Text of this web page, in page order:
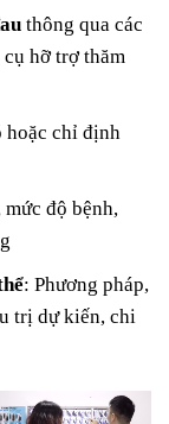
thông qua các
hỡ trợ thăm
hoặc chỉ định
mức độ bệnh,
: Phương pháp,
trị dự kiến, chi